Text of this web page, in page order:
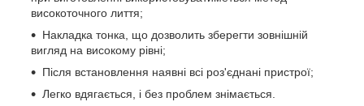
високоточного лиття;
Накладка тонка, що дозволить зберегти зовнішній
вигляд на високому рівні;
Після встановлення наявні всі роз'єднані пристрої;
Легко вдягається, і без проблем знімається.